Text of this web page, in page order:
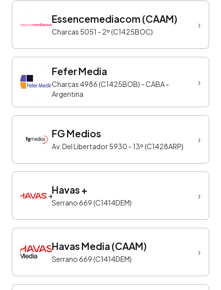
Essencemediacom (CAAM)
Charcas 5051 - 2º (C1425BOC)
›
Fefer Media
Charcas 4986 (C1425BOB) - CABA -
Argentina
›
FG Medios
Av. Del Libertador 5930 - 13º (C1428ARP)
›
Havas +
Serrano 669 (C1414DEM)
›
Havas Media (CAAM)
Serrano 669 (C1414DEM)
›